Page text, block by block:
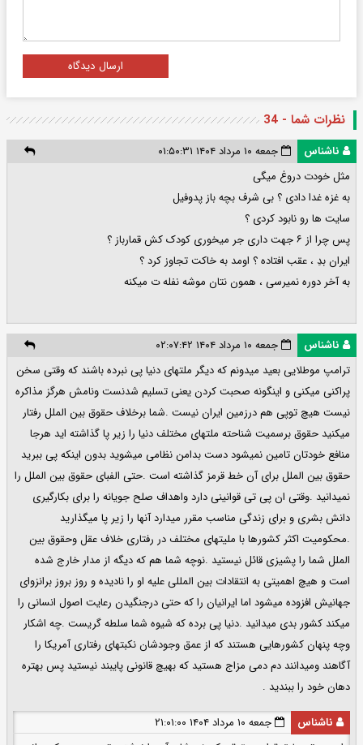
ارسال دیدگاه
نظرات شما - 34
ناشناس
جمعه ۱۰ مرداد ۱۴۰۴ ۰۱:۵۰:۳۱
مثل خودت دروغ میگی
به غزه غدا دادی ؟ بی شرف بچه باز پدوفیل
سایت ها رو نابود کردی ؟
پس چرا از ۶ جهت داری جر میخوری کودک کش قمارباز ؟
ایران بدِ ، عقب افتاده ؟ اومد به خاکت تجاوز کرد ؟
به آخر دوره نمیرسی ، همون نتان موشه نفله ت میکنه
ناشناس
جمعه ۱۰ مرداد ۱۴۰۴ ۰۲:۰۷:۴۲
ترامپ موطلایی بعید میدونم که دیگر ملتهای دنیا پی نبرده باشند که وقتی سخن
پراکنی میکنی و اینگونه صحبت کردن یعنی تسلیم شدنست ونامش هرگز مذاکره
نیست هیچ توپی هم درزمین ایران نیست .شما برخلاف حقوق بین الملل رفتار
میکنید حقوق برسمیت شناحته ملتهای مختلف دنیا را زیر پا گذاشته اید هرجا
منافع خودتان تامین نمیشود دست بدامن نظامی میشوید بدون اینکه پی ببرید
حقوق بین الملل برای آن خط قرمز گذاشته است .حتی الفبای حقوق بین الملل را
نمیدانید .وقتی ان پی تی قوانینی دارد واهداف صلح جویانه را برای بکارگیری
دانش بشری و برای زندگی مناسب مقرر میدارد آنها را زیر پا میگذارید
.محکومیت اکثر کشورها با ملیتهای مختلف در رفتاری خلاف عقل وحقوق بین
الملل شما را پشیزی قائل نیستید .نوچه شما هم که دیگه از مدار خارج شده
است و هیچ اهمیتی به انتقادات بین المللی علیه او را نادیده و روز بروز برانزوای
جهانیش افزوده میشود اما ایرانیان را که حتی درجنگیدن رعایت اصول انسانی را
میکند کشور بدی میدانید .دنیا پی برده که شیوه شما سلطه گریست .چه اشکار
وچه پنهان کشورهایی هستند که از عمق وجودشان نکبتهای رفتاری آمریکا را
آگاهند ومیدانند دم دمی مزاج هستید که بهیچ قانونی پایبند نیستید پس بهتره
دهان خود را ببندید .
ناشناس
جمعه ۱۰ مرداد ۱۴۰۴ ۲۱:۰۱:۰۰